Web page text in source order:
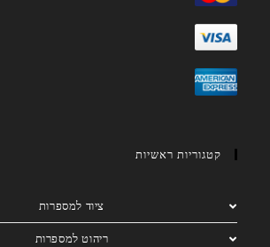
קטגוריות ראשיות
ציוד למספרות
ריהוט למספרות